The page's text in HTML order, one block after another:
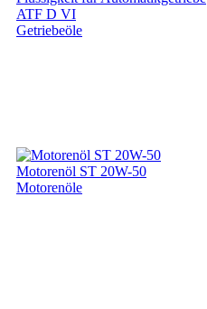
ATF D VI
Getriebeöle
Motorenöl ST 20W-50
Motorenöle